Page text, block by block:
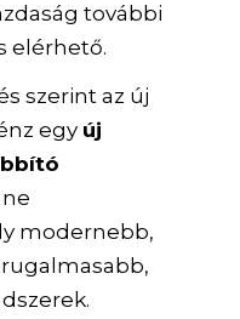
további
elérhető.
szerint az új
egy új
modernebb,